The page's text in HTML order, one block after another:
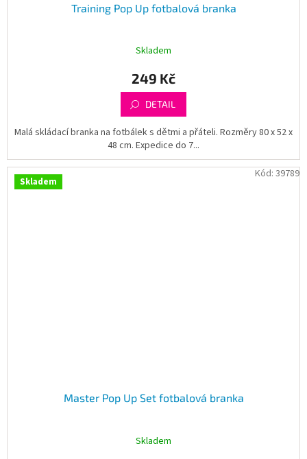
Training Pop Up fotbalová branka
Skladem
249 Kč
DETAIL
Malá skládací branka na fotbálek s dětmi a přáteli. Rozměry 80 x 52 x
48 cm. Expedice do 7...
Skladem
Master Pop Up Set fotbalová branka
Skladem
Kód: 39789